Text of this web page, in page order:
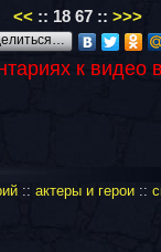
<< :: 18 67 :: >>>
к видео
:: актеры и герои::